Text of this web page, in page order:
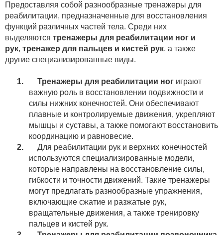
Предоставляя собой разнообразные тренажеры для
реабилитации, предназначенные для восстановления
функций различных частей тела. Среди них
выделяются тренажеры для реабилитации ног и
рук, тренажер для пальцев и кистей рук, а также
другие специализированные виды.
1. Тренажеры для реабилитации ног играют
важную роль в восстановлении подвижности и
силы нижних конечностей. Они обеспечивают
плавные и контролируемые движения, укрепляют
мышцы и суставы, а также помогают восстановить
координацию и равновесие.
2. Для реабилитации рук и верхних конечностей
используются специализированные модели,
которые направлены на восстановление силы,
гибкости и точности движений. Такие тренажеры
могут предлагать разнообразные упражнения,
включающие сжатие и разжатые рук,
вращательные движения, а также тренировку
пальцев и кистей рук.